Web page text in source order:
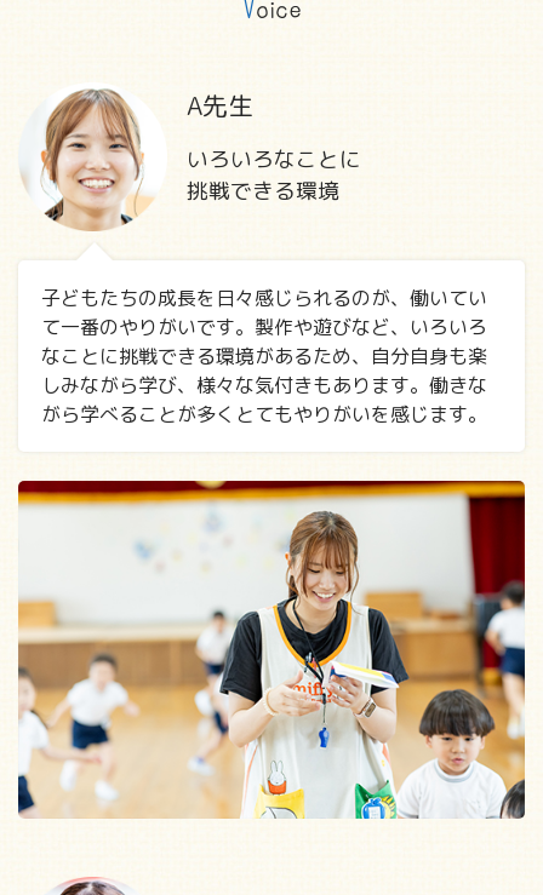
Voice
A先生
いろいろなことに
挑戦できる環境
子どもたちの成長を日々感じられるのが、働いてい
て一番のやりがいです。製作や遊びなど、いろいろ
なことに挑戦できる環境があるため、自分自身も楽
しみながら学び、様々な気付きもあります。働きな
がら学べることが多くとてもやりがいを感じます。